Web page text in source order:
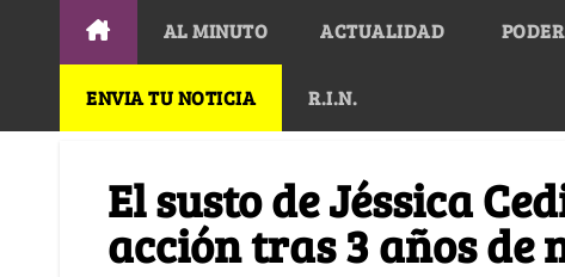
AL MINUTO ACTUALIDAD PODER
ENVIA TU NOTICIA R.I.N.
El susto de Jéssica
acción tras 3 años de